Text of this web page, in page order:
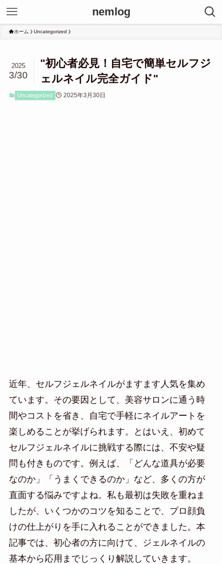
nemlog
ホーム Uncategorized
"初心者必見！自宅で簡単セルフジ
ェルネイル完全ガイド"
2025
3/30
Uncategorized 2025年3月30日
近年、セルフジェルネイルがますます人気を集め
ています。その要因として、美容サロンに通う時
間やコストを省き、自宅で手軽にネイルアートを
楽しめることが挙げられます。とはいえ、初めて
セルフジェルネイルに挑戦する際には、不安や疑
問も付きものです。例えば、「どんな道具が必要
なのか」「うまくできるのか」など、多くの方が
直面する悩みですよね。私も最初は失敗を重ねま
したが、いくつかのコツを知ることで、プロ顔負
けの仕上がりを手に入れることができました。本
記事では、初心者の方に向けて、ジェルネイルの
基本から応用までじっくり解説していきます。